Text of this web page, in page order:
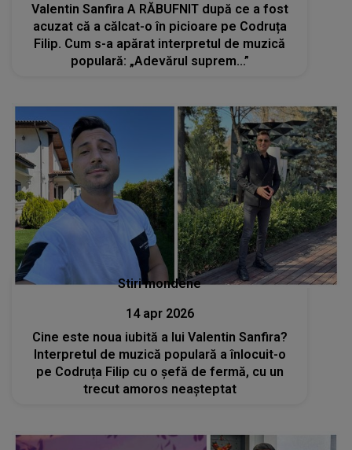
Valentin Sanfira A RĂBUFNIT după ce a fost
acuzat că a călcat-o în picioare pe Codruța
Filip. Cum s-a apărat interpretul de muzică
populară: „Adevărul suprem...”
Stiri mondene
14 apr 2026
Cine este noua iubită a lui Valentin Sanfira?
Interpretul de muzică populară a înlocuit-o
pe Codruța Filip cu o șefă de fermă, cu un
trecut amoros neașteptat